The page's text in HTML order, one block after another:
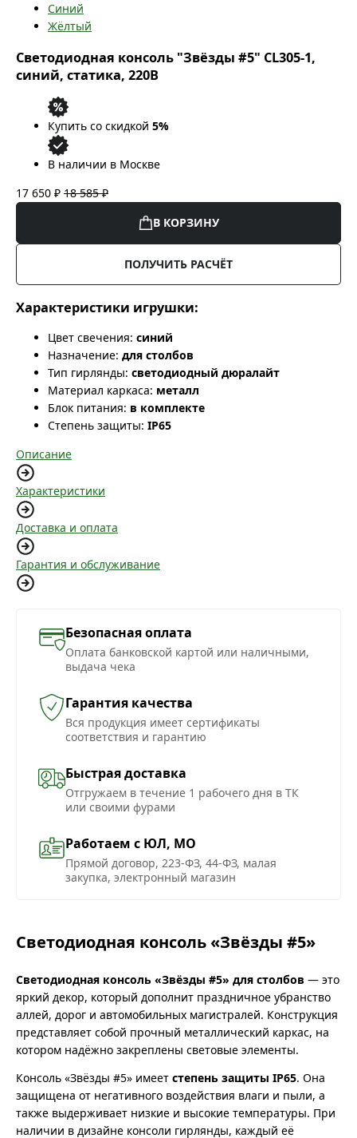
Синий
Жёлтый
Светодиодная консоль "Звёзды #5" CL305-1,
синий, статика, 220В
Купить со скидкой 5%
В наличии в Москве
17 650 ₽ 18 585 ₽
В КОРЗИНУ
ПОЛУЧИТЬ РАСЧЁТ
Характеристики игрушки:
Цвет свечения: синий
Назначение: для столбов
Тип гирлянды: светодиодный дюралайт
Материал каркаса: металл
Блок питания: в комплекте
Степень защиты: IP65
Описание
Характеристики
Доставка и оплата
Гарантия и обслуживание
Безопасная оплата
Оплата банковской картой или наличными,
выдача чека
Гарантия качества
Вся продукция имеет сертификаты
соответствия и гарантию
Быстрая доставка
Отгружаем в течение 1 рабочего дня в ТК
или своими фурами
Работаем с ЮЛ, МО
Прямой договор, 223-ФЗ, 44-ФЗ, малая
закупка, электронный магазин
Светодиодная консоль «Звёзды #5»
Светодиодная консоль «Звёзды #5» для столбов — это
яркий декор, который дополнит праздничное убранство
аллей, дорог и автомобильных магистралей. Конструкция
представляет собой прочный металлический каркас, на
котором надёжно закреплены световые элементы.
Консоль «Звёзды #5» имеет степень защиты IP65. Она
защищена от негативного воздействия влаги и пыли, а
также выдерживает низкие и высокие температуры. При
наличии в дизайне консоли гирлянды, каждый её